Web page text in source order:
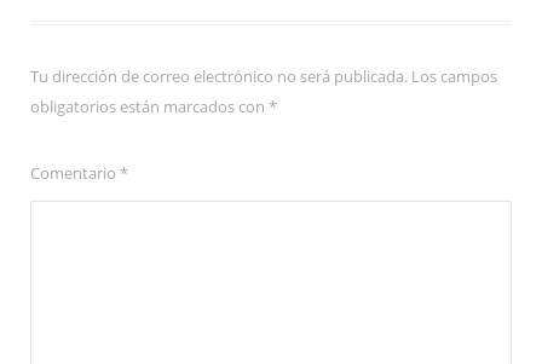
Tu dirección de correo electrónico no será publicada. Los campos
obligatorios están marcados con *
Comentario *